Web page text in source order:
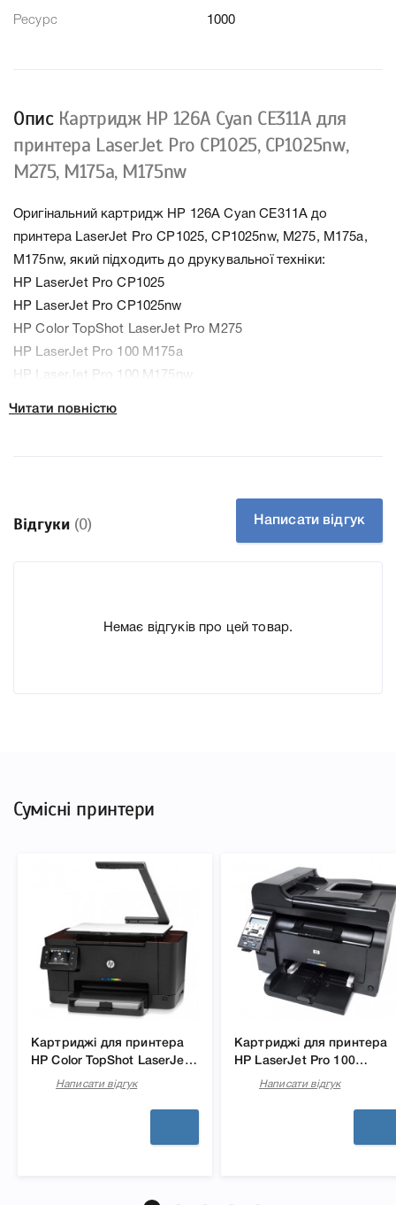
Ресурс 1000
Опис Картридж HP 126A Cyan CE311A для
принтера LaserJet Pro CP1025, CP1025nw,
M275, M175a, M175nw
Оригінальний картридж HP 126A Cyan CE311A до
принтера LaserJet Pro CP1025, CP1025nw, M275, M175a,
M175nw, який підходить до друкувальної техніки:
HP LaserJet Pro CP1025
HP LaserJet Pro CP1025nw
HP Color TopShot LaserJet Pro M275
HP LaserJet Pro 100 M175a
HP LaserJet Pro 100 M175nw
Технологія Лазерний кольоровий
Производитель HP
До картриджу HP 126A Cyan CE311A ми підготували
Читати повністю
Відгуки (0) Написати відгук
Немає відгуків про цей товар.
Сумісні принтери
Картриджі для принтера
HP Color TopShot LaserJet
Pro M275
Написати відгук
Картриджі для принтера
HP LaserJet Pro 100
M175nwНаписати відгук